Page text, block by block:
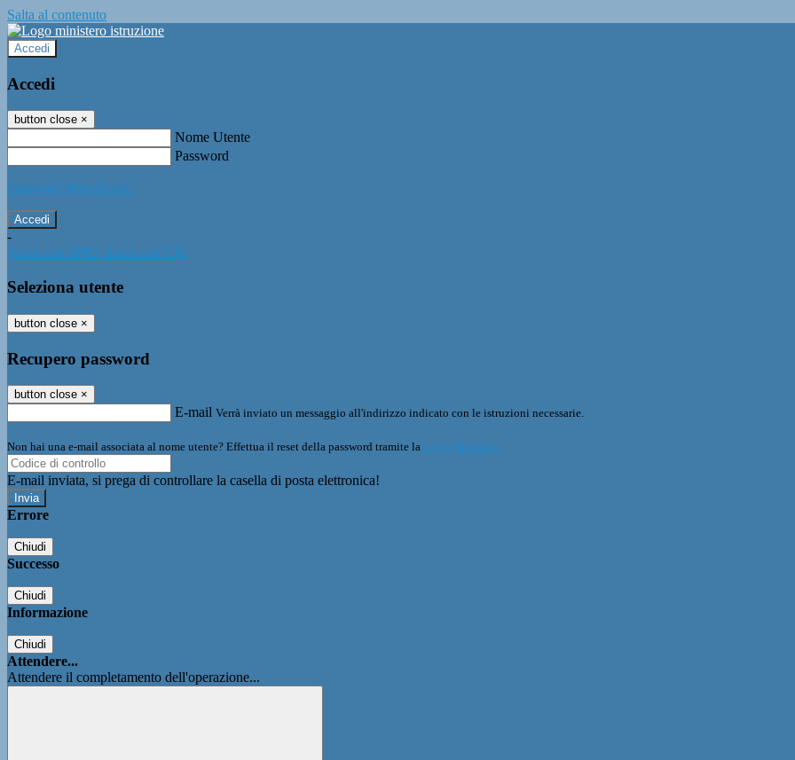
Salta al contenuto
Accedi
Accedi
button close ×
Nome Utente
Password
Password dimenticata?
-
Entra con SPID Entra con CIE
Seleziona utente
button close ×
Recupero password
button close ×
E-mail Verrà inviato un messaggio all'indirizzo indicato con le istruzioni necessarie.
Non hai una e-mail associata al nome utente? Effettua il reset della password tramite la Login Spaggiari
E-mail inviata, si prega di controllare la casella di posta elettronica!
Errore
Chiudi
Successo
Chiudi
Informazione
Chiudi
Attendere...
Attendere il completamento dell'operazione...